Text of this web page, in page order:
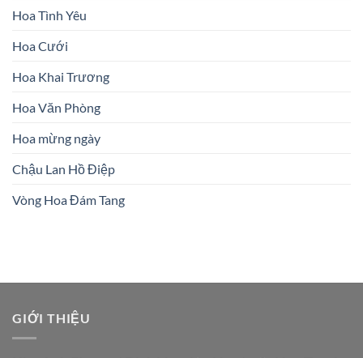
Hoa Tình Yêu
Hoa Cưới
Hoa Khai Trương
Hoa Văn Phòng
Hoa mừng ngày
Chậu Lan Hồ Điệp
Vòng Hoa Đám Tang
GIỚI THIỆU